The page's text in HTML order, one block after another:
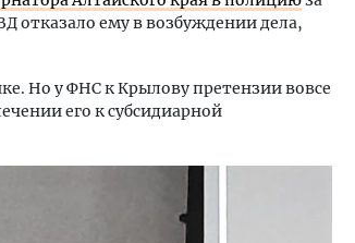
отказало ему в возбуждении дела,
Но у ФНС к Крылову претензии вовсе
его к субсидиарной